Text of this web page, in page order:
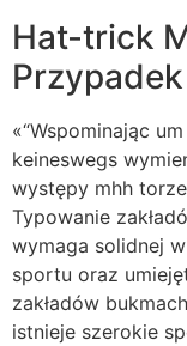
Hat-trick
«“Wspominając
keineswegs
występy mhh
Typowanie
wymaga solidnej
sportu oraz
zakładów
istnieje szerokie